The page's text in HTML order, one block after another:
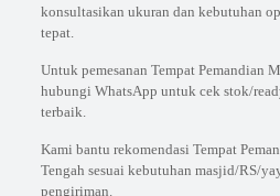
konsultasikan ukuran dan kebutuhan
tepat.
Untuk pemesanan Tempat Pemandian
hubungi WhatsApp untuk cek stok/
terbaik.
Kami bantu rekomendasi Tempat
Tengah sesuai kebutuhan masjid/RS/
pengiriman.